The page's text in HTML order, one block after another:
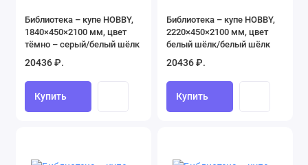
Библиотека – купе HOBBY,
1840×450×2100 мм, цвет
тёмно – серый/белый шёлк
20436 ₽.
Купить
Библиотека – купе HOBBY,
2220×450×2100 мм, цвет
белый шёлк/белый шёлк
20436 ₽.
Купить